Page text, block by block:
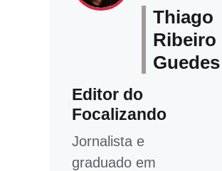
Thiago
Ribeiro
Guedes
Editor do
Focalizando
Jornalista e
graduado em